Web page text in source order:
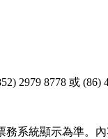
2979 8778 或 (86)
系統顯示為準。